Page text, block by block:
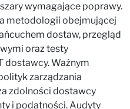
wymagające poprawy.
metodologii obejmującej
dostaw, przegląd
oraz testy
dostawcy. Ważnym
zarządzania
zdolności dostawcy
i podatności. Audyty